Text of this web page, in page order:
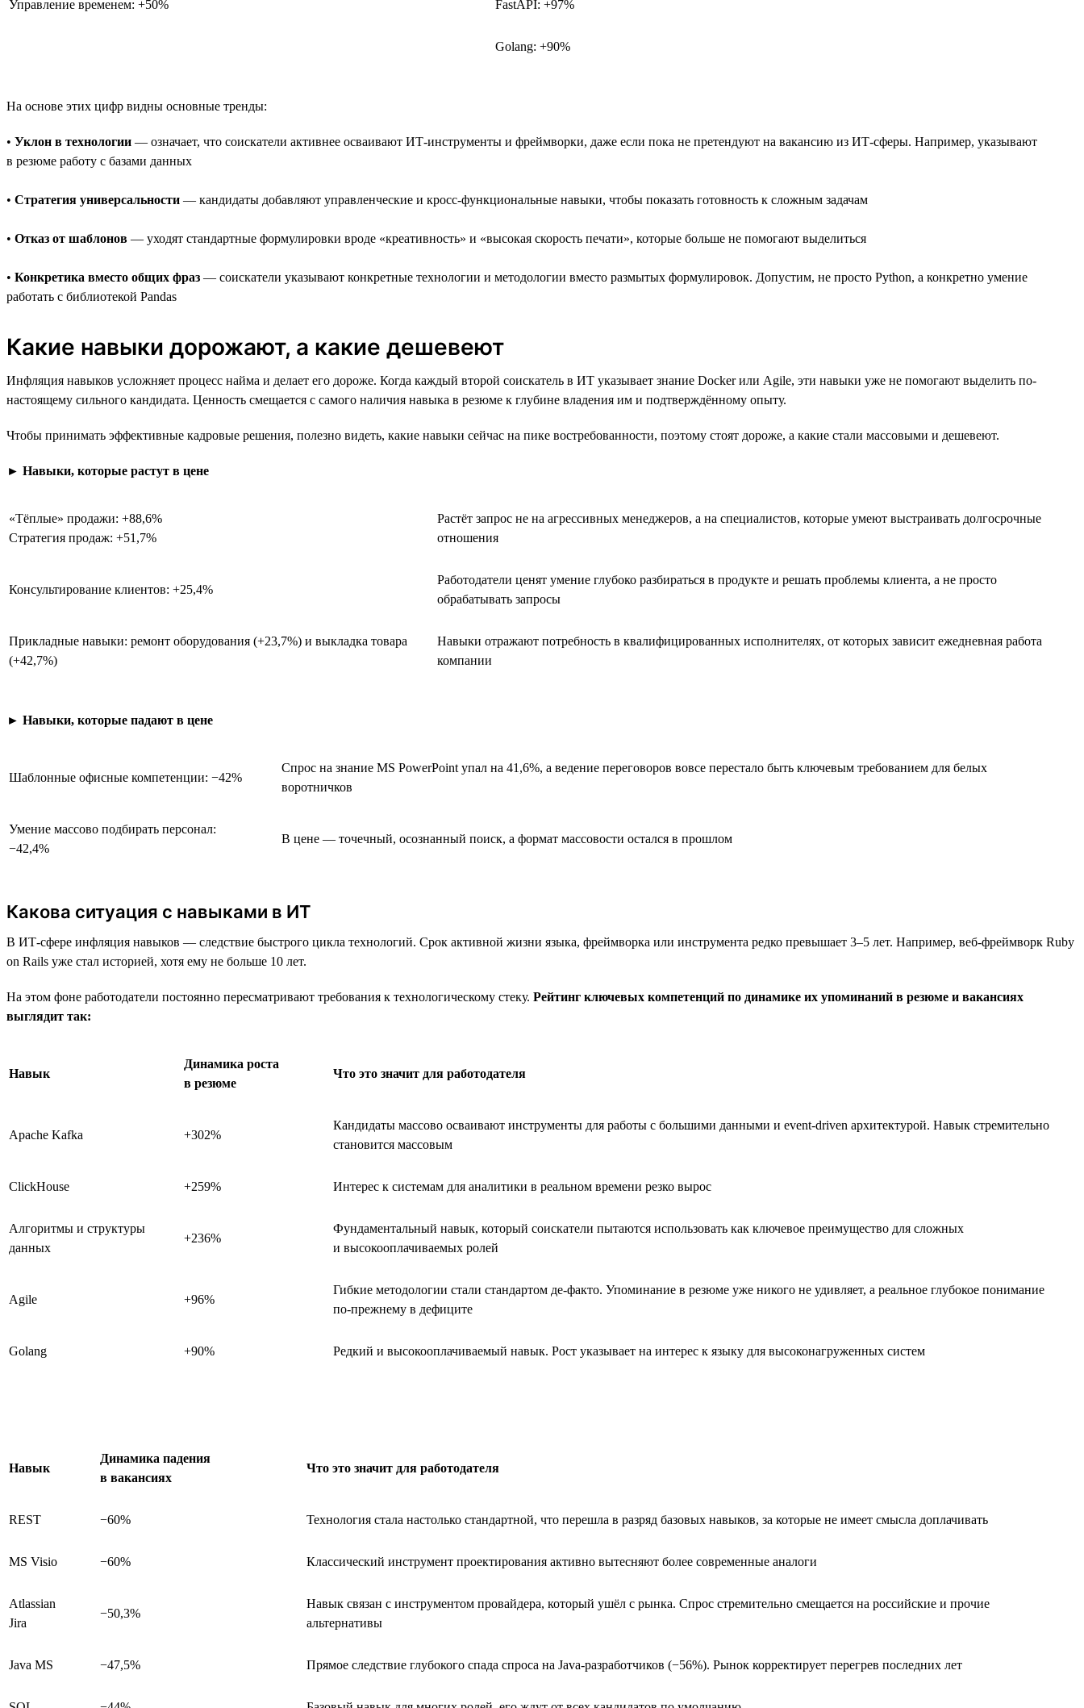
Управление временем: +50% FastAPI: +97%
Golang: +90%
На основе этих цифр видны основные тренды:
• Уклон в технологии — означает, что соискатели активнее осваивают ИТ-инструменты и фреймворки, даже если пока не претендуют на вакансию из ИТ-сферы. Например, указывают
в резюме работу с базами данных
• Стратегия универсальности — кандидаты добавляют управленческие и кросс-функциональные навыки, чтобы показать готовность к сложным задачам
• Отказ от шаблонов — уходят стандартные формулировки вроде «креативность» и «высокая скорость печати», которые больше не помогают выделиться
• Конкретика вместо общих фраз — соискатели указывают конкретные технологии и методологии вместо размытых формулировок. Допустим, не просто Python, а конкретно умение
работать с библиотекой Pandas
Какие навыки дорожают, а какие дешевеют
Инфляция навыков усложняет процесс найма и делает его дороже. Когда каждый второй соискатель в ИТ указывает знание Docker или Agile, эти навыки уже не помогают выделить по-
настоящему сильного кандидата. Ценность смещается с самого наличия навыка в резюме к глубине владения им и подтверждённому опыту.
Чтобы принимать эффективные кадровые решения, полезно видеть, какие навыки сейчас на пике востребованности, поэтому стоят дороже, а какие стали массовыми и дешевеют.
► Навыки, которые растут в цене
«Тёплые» продажи: +88,6%
Стратегия продаж: +51,7%
Растёт запрос не на агрессивных менеджеров, а на специалистов, которые умеют выстраивать долгосрочные
отношения
Консультирование клиентов: +25,4%
Работодатели ценят умение глубоко разбираться в продукте и решать проблемы клиента, а не просто
обрабатывать запросы
Прикладные навыки: ремонт оборудования (+23,7%) и выкладка товара
(+42,7%)
Навыки отражают потребность в квалифицированных исполнителях, от которых зависит ежедневная работа
компании
► Навыки, которые падают в цене
Шаблонные офисные компетенции: −42%
Спрос на знание MS PowerPoint упал на 41,6%, а ведение переговоров вовсе перестало быть ключевым требованием для белых
воротничков
Умение массово подбирать персонал:
−42,4%
В цене — точечный, осознанный поиск, а формат массовости остался в прошлом
Какова ситуация с навыками в ИТ
В ИТ-сфере инфляция навыков — следствие быстрого цикла технологий. Срок активной жизни языка, фреймворка или инструмента редко превышает 3–5 лет. Например, веб-фреймворк Ruby
on Rails уже стал историей, хотя ему не больше 10 лет.
На этом фоне работодатели постоянно пересматривают требования к технологическому стеку. Рейтинг ключевых компетенций по динамике их упоминаний в резюме и вакансиях
выглядит так:
Навык
Динамика роста
в резюме
Что это значит для работодателя
Apache Kafka +302%
Кандидаты массово осваивают инструменты для работы с большими данными и event-driven архитектурой. Навык стремительно
становится массовым
ClickHouse +259% Интерес к системам для аналитики в реальном времени резко вырос
Алгоритмы и структуры
данных
+236%
Фундаментальный навык, который соискатели пытаются использовать как ключевое преимущество для сложных
и высокооплачиваемых ролей
Agile +96%
Гибкие методологии стали стандартом де-факто. Упоминание в резюме уже никого не удивляет, а реальное глубокое понимание
по-прежнему в дефиците
Golang +90% Редкий и высокооплачиваемый навык. Рост указывает на интерес к языку для высоконагруженных систем
Навык
Динамика падения
в вакансиях
Что это значит для работодателя
REST −60% Технология стала настолько стандартной, что перешла в разряд базовых навыков, за которые не имеет смысла доплачивать
MS Visio −60% Классический инструмент проектирования активно вытесняют более современные аналоги
Atlassian
Jira
−50,3%
Навык связан с инструментом провайдера, который ушёл с рынка. Спрос стремительно смещается на российские и прочие
альтернативы
Java MS −47,5% Прямое следствие глубокого спада спроса на Java-разработчиков (−56%). Рынок корректирует перегрев последних лет